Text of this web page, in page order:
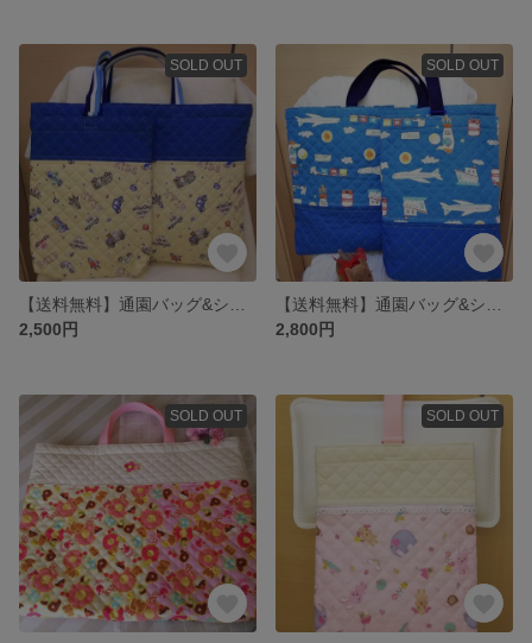
SOLD OUT
2,500円
SOLD OUT
2,800円
SOLD OUT SOLD OUT